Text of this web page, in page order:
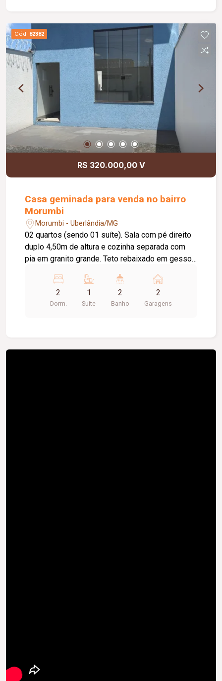
Cód. 82382
R$ 320.000,00 V
Casa geminada para venda no bairro
Morumbi
Morumbi - Uberlândia/MG
02 quartos (sendo 01 suíte). Sala com pé direito
duplo 4,50m de altura e cozinha separada com
pia em granito grande. Teto rebaixado em gesso
construída de 60 m².
2
Dorm.
1
Suite
2
Banho
2
Garagens